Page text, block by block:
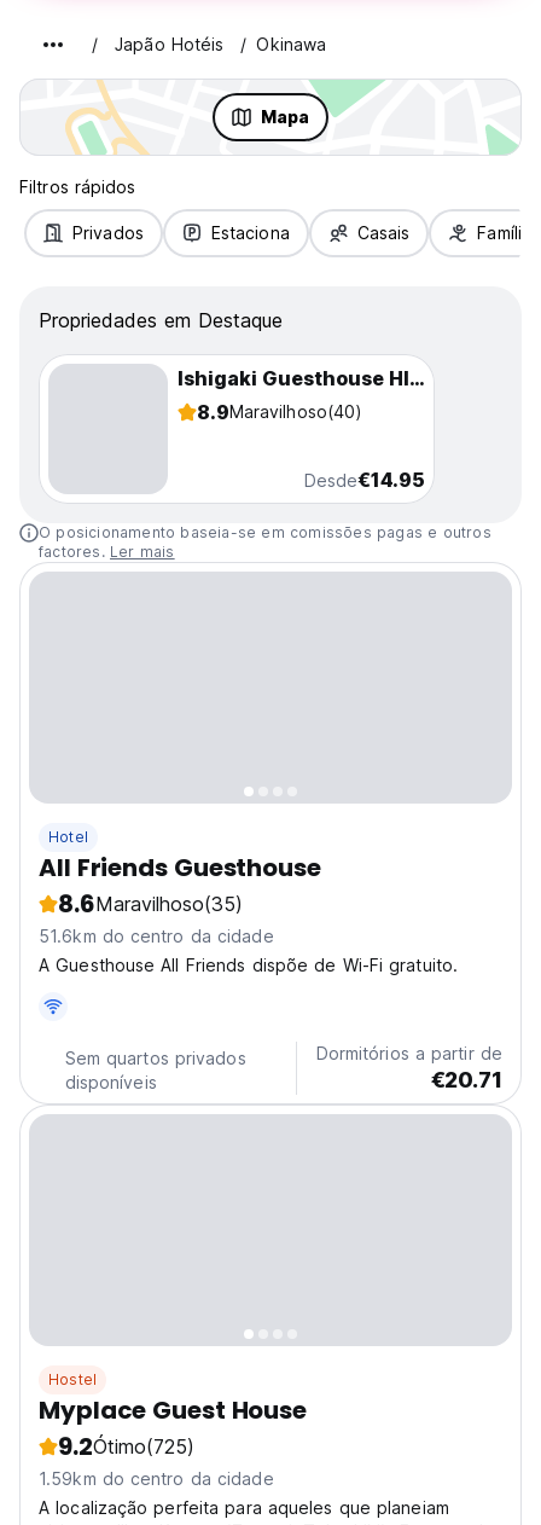
Japão Hotéis Okinawa
Mapa
Filtros rápidos
Privados Estaciona Casais Famílias
Propriedades em Destaque
Ishigaki Guesthouse HIVE
8.9Maravilhoso(40)
Desde€14.95
O posicionamento baseia-se em comissões pagas e outros
factores. Ler mais
Hotel
All Friends Guesthouse
8.6Maravilhoso(35)
51.6km do centro da cidade
A Guesthouse All Friends dispõe de Wi-Fi gratuito.
Sem quartos privados
disponíveis
Dormitórios a partir de
€20.71
Hostel
Myplace Guest House
9.2Ótimo(725)
1.59km do centro da cidade
A localização perfeita para aqueles que planeiam